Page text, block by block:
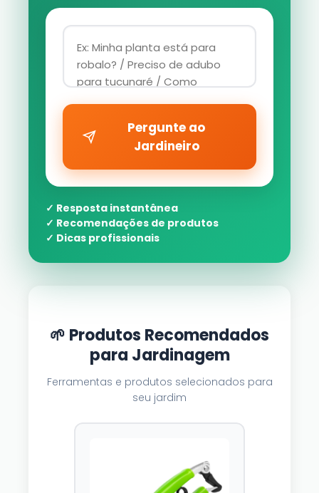
Pergunte ao
Jardineiro
✓ Resposta instantânea
✓ Recomendações de produtos
✓ Dicas profissionais
🌱 Produtos Recomendados
para Jardinagem
Ferramentas e produtos selecionados para
seu jardim